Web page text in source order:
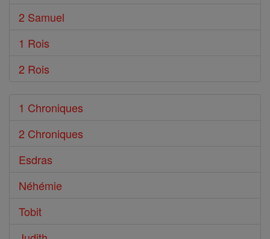
2 Samuel
1 Rois
2 Rois
1 Chroniques
2 Chroniques
Esdras
Néhémie
Tobit